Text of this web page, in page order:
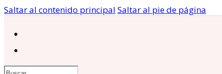
Saltar al contenido principal Saltar al pie de página
Buscar